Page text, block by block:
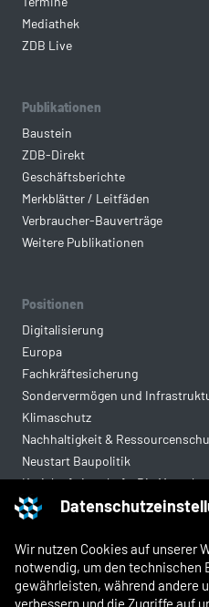
Wir nutzen Cookies auf unserer
notwendig, um den technischen
gewährleisten, während andere
Mediathek
ZDB Live
Publikationen
Baustein
ZDB-Direkt
Geschäftsberichte
Merkblätter / Leitfäden
Verbraucher-Bauverträge
Weitere Publikationen
Positionen
Digitalisierung
Europa
Fachkräftesicherung
Sondervermögen und
Klimaschutz
Nachhaltigkeit &
Neustart Baupolitik
Kreislaufwirtschaft: Die
Mittelstandsgerechte Vergabe
Rechtliches